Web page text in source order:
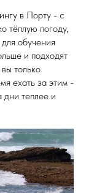
в Порту - с
тёплую погоду,
обучения
и подходят
только
ехать за этим -
дни теплее и